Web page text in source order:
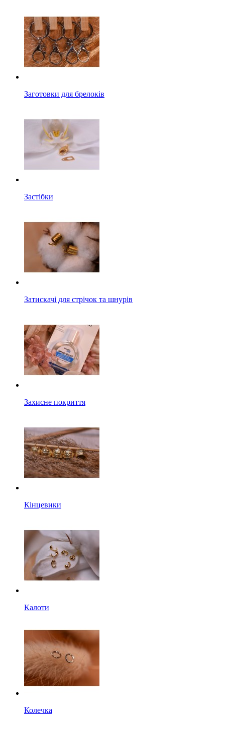
Заготовки для брелоків
Застібки
Затискачі для стрічок та шнурів
Захисне покриття
Кінцевики
Калоти
Колечка